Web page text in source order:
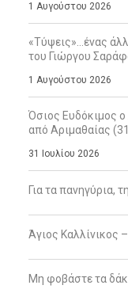
1 Αυγούστου 2026
«Τύψεις»…ένας
του Γιώργου
1 Αυγούστου 2026
Όσιος Ευδόκιμος ο
από Αριμαθαίας
31 Ιουλίου 2026
Για τα πανηγύρια,
Άγιος Καλλίνικος
Μη φοβάστε τα